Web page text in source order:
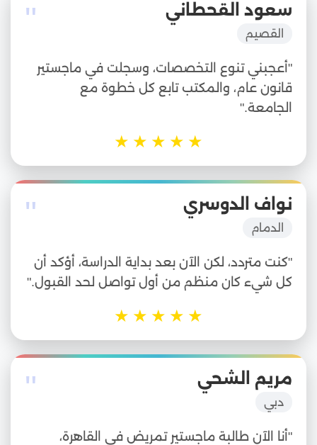
" سعود القحطاني
القصيم
"أعجبني تنوع التخصصات، وسجلت في ماجستير
قانون عام، والمكتب تابع كل خطوة مع
الجامعة."
★
★
★
★
★
" نواف الدوسري
الدمام
"كنت متردد، لكن الآن بعد بداية الدراسة، أؤكد أن
كل شيء كان منظم من أول تواصل لحد القبول."
★
★
★
★
★
" مريم الشحي
دبي
"أنا الآن طالبة ماجستير تمريض في القاهرة،